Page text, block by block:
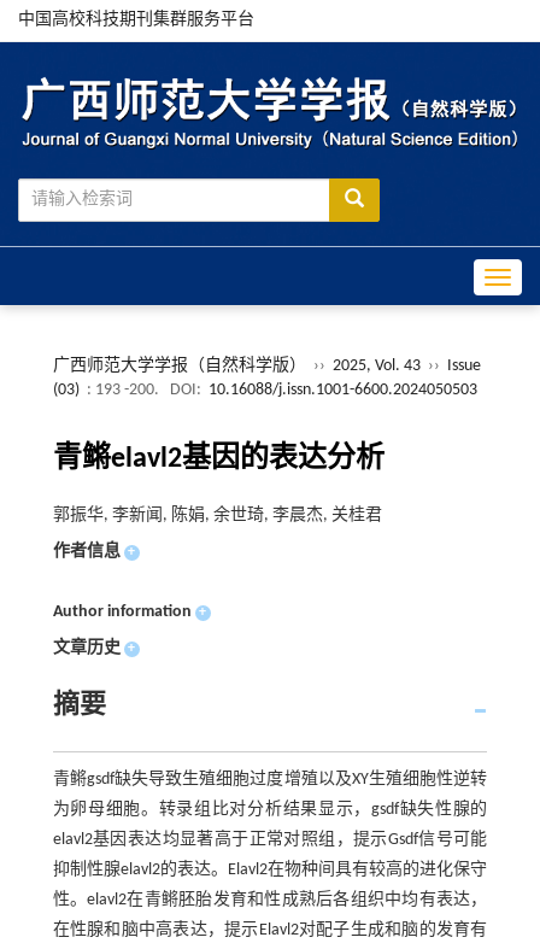
中国高校科技期刊集群服务平台
广西师范大学学报（自然科学版） ›› 2025, Vol. 43 ››
Issue
(03) : 193 -200. DOI: 10.16088/j.issn.1001-6600.2024050503
青鳉elavl2基因的表达分析
郭振华, 李新闻, 陈娟, 余世琦, 李晨杰, 关桂君
作者信息 +
Author information +
文章历史 +
摘要
青鳉gsdf缺失导致生殖细胞过度增殖以及XY生殖细胞性逆转
为卵母细胞。转录组比对分析结果显示，gsdf缺失性腺的
elavl2基因表达均显著高于正常对照组，提示Gsdf信号可能
抑制性腺elavl2的表达。Elavl2在物种间具有较高的进化保守
性。elavl2在青鳉胚胎发育和性成熟后各组织中均有表达，
在性腺和脑中高表达，提示Elavl2对配子生成和脑的发育有